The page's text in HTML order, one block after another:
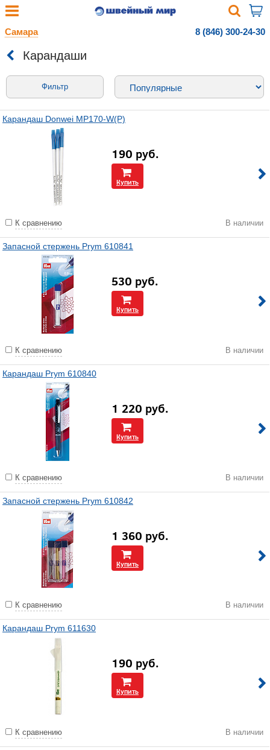
Самара 8 (846) 300-24-30
Карандаши
Фильтр
Карандаш Donwei MP170-W(P)
190 руб.
Купить
К сравнению В наличии
Запасной стержень Prym 610841
530 руб.
Купить
К сравнению В наличии
Карандаш Prym 610840
1 220 руб.
Купить
К сравнению В наличии
Запасной стержень Prym 610842
1 360 руб.
Купить
К сравнению В наличии
Карандаш Prym 611630
190 руб.
Купить
К сравнению В наличии